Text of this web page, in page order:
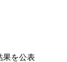
果を公表